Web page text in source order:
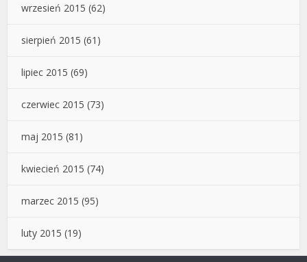
wrzesień 2015 (62)
sierpień 2015 (61)
lipiec 2015 (69)
czerwiec 2015 (73)
maj 2015 (81)
kwiecień 2015 (74)
marzec 2015 (95)
luty 2015 (19)